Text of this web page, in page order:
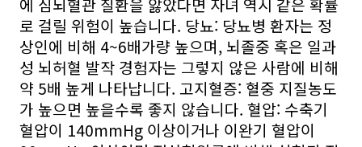
에 심뇌혈관 질환을 앓았다면 자녀 역시 같은 확률
로 걸릴 위험이 높습니다. 당뇨: 당뇨병 환자는 정
상인에 비해 4~6배가량 높으며, 뇌졸중 혹은 일과
성 뇌허혈 발작 경험자는 그렇지 않은 사람에 비해
약 5배 높게 나타납니다. 고지혈증: 혈중 지질농도
가 높으면 높을수록 좋지 않습니다. 혈압: 수축기
혈압이 140mmHg 이상이거나 이완기 혈압이